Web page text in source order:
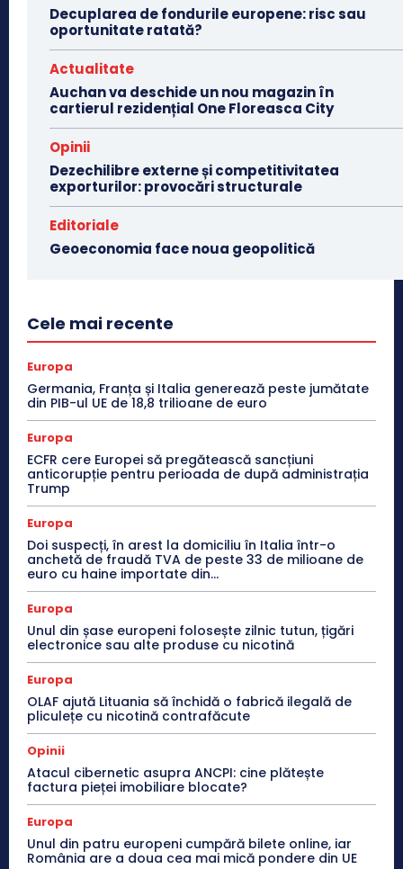
Decuplarea de fondurile europene: risc sau
oportunitate ratată?
Actualitate
Auchan va deschide un nou magazin în
cartierul rezidențial One Floreasca City
Opinii
Dezechilibre externe și competitivitatea
exporturilor: provocări structurale
Editoriale
Geoeconomia face noua geopolitică
Cele mai recente
Europa
Germania, Franța și Italia generează peste jumătate
din PIB-ul UE de 18,8 trilioane de euro
Europa
ECFR cere Europei să pregătească sancțiuni
anticorupție pentru perioada de după administrația
Trump
Europa
Doi suspecți, în arest la domiciliu în Italia într-o
anchetă de fraudă TVA de peste 33 de milioane de
euro cu haine importate din...
Europa
Unul din șase europeni folosește zilnic tutun, țigări
electronice sau alte produse cu nicotină
Europa
OLAF ajută Lituania să închidă o fabrică ilegală de
pliculețe cu nicotină contrafăcute
Opinii
Atacul cibernetic asupra ANCPI: cine plătește
factura pieței imobiliare blocate?
Europa
Unul din patru europeni cumpără bilete online, iar
România are a doua cea mai mică pondere din UE